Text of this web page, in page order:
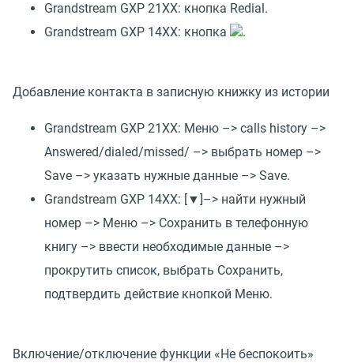
Grandstream GXP 21XX: кнопка Redial.
Grandstream GXP 14XX: кнопка
.
Добавление контакта в записную книжку из истории
Grandstream GXP 21XX: Меню –> calls history –>
Answered/dialed/missed/ –> выбрать номер –>
Save –> указать нужные данные –> Save.
Grandstream GXP 14XX: [▼]–> найти нужный
номер –> Меню –> Сохранить в телефонную
книгу –> ввести необходимые данные –>
прокрутить список, выбрать Сохранить,
подтвердить действие кнопкой Меню.
Включение/отключение функции «Не беспокоить»